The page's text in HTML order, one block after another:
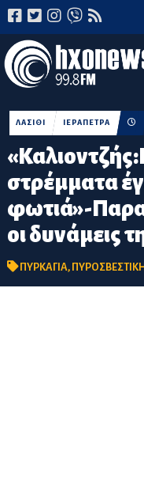
στρέμματα
φωτιά»-
οι δυνάμεις
ΛΑΣΙΘΙ ΙΕΡΑΠΕΤΡΑ
ΠΥΡΚΑΓΙΑ,